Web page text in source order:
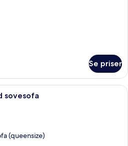
Se priser
Suite, 1 kingsize-seng med
sovesofa
(queensize)